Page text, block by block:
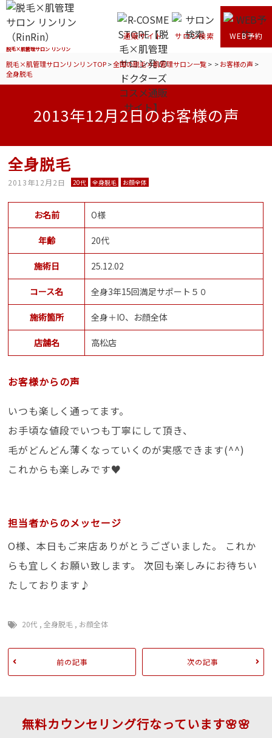
脱毛×肌管理サロン リンリン
通販サイト サロン検索 WEB予約
脱毛×肌管理サロンリンリンTOP>全国の脱毛×肌管理サロン一覧> >お客様の声 >
全身脱毛
2013年12月2日のお客様の声
全身脱毛
2013年12月2日 20代 全身脱毛 お顔全体
お名前 O様
年齢 20代
施術日 25.12.02
コース名 全身3年15回満足サポート５０
施術箇所 全身＋IO、お顔全体
店舗名 高松店
お客様からの声
いつも楽しく通ってます。
お手頃な値段でいつも丁寧にして頂き、
毛がどんどん薄くなっていくのが実感できます(^^)
これからも楽しみです♥
担当者からのメッセージ
O様、本日もご来店ありがとうございました。 これか
らも宜しくお願い致します。 次回も楽しみにお待ちい
たしております♪
20代 ,全身脱毛 , お顔全体
前の記事 次の記事
無料カウンセリング行なっています🌸🌸